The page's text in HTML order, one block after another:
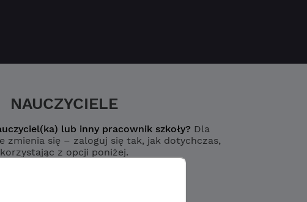
NAUCZYCIELE
lub inny pracownik szkoły? Dla
zmienia się – zaloguj się tak, jak dotychczas,
korzystając z opcji poniżej.